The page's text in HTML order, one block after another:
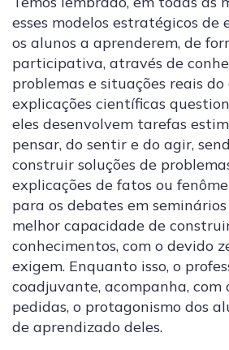
esses modelos estratégicos de
os alunos a aprenderem, de
participativa, através de
problemas e situações reais
explicações científicas
eles desenvolvem tarefas
pensar, do sentir e do agir,
construir soluções de
explicações de fatos ou
para os debates em
melhor capacidade de
conhecimentos, com o devido
exigem. Enquanto isso, o
coadjuvante, acompanha, com
pedidas, o protagonismo dos
de aprendizado deles.